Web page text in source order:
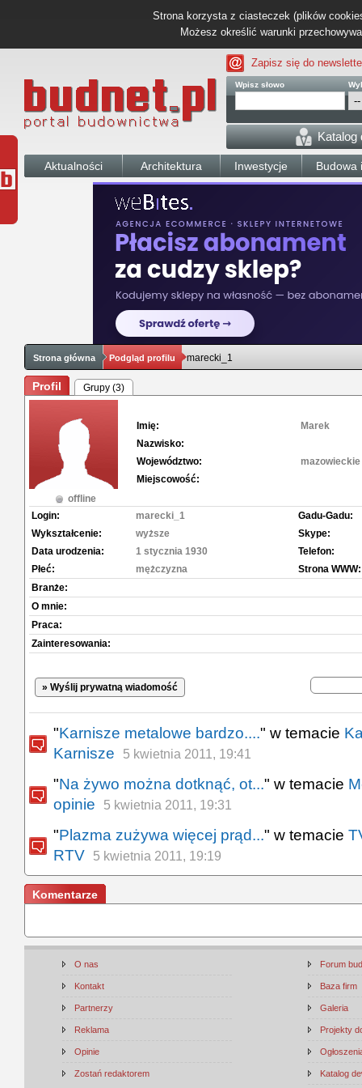
Strona korzysta z ciasteczek (plików
Możesz określić warunki
Zapisz się do
Wpisz słowo
Katalog
Aktualności Architektura Inwestycje Budowa
Strona główna Podgląd profilu marecki_1
Profil Grupy (3)
offline
Imię:
Marek
Nazwisko:
Województwo:
mazowieckie
Miejscowość:
Login:
marecki_1
Wykształcenie:
wyższe
Data urodzenia:
1 stycznia 1930
Płeć:
mężczyzna
Gadu-Gadu:
Skype:
Telefon:
Strona WWW:
Branże:
O mnie:
Praca:
Zainteresowania:
» Wyślij prywatną wiadomość
"Karnisze metalowe bardzo...." w temacie
Karnisze
5 kwietnia 2011, 19:41
"Na żywo można dotknąć, ot..." w temacie
opinie
5 kwietnia 2011, 19:31
"Plazma zużywa więcej prąd..." w temacie
RTV
5 kwietnia 2011, 19:19
Komentarze
O nas
Kontakt
Partnerzy
Reklama
Opinie
Zostań redaktorem
Forum
Baza firm
Galeria
Projekty
Katalog